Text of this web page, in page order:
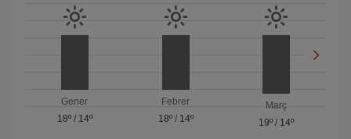
Gener
18º/ 14º
Febrer
18º/ 14º
Març
19º / 14º